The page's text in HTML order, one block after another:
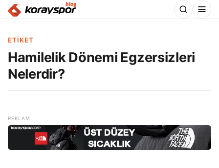
ETIKET
Hamilelik Dönemi Egzersizleri
Nelerdir?